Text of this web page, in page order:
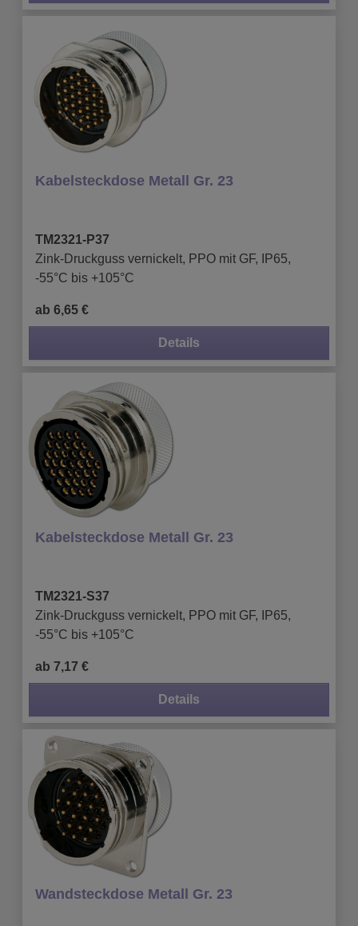
Kabelsteckdose Metall Gr. 23
TM2321-P37
Zink-Druckguss vernickelt, PPO mit GF, IP65,
-55°C bis +105°C
ab 6,65 €
Details
Kabelsteckdose Metall Gr. 23
TM2321-S37
Zink-Druckguss vernickelt, PPO mit GF, IP65,
-55°C bis +105°C
ab 7,17 €
Details
Wandsteckdose Metall Gr. 23